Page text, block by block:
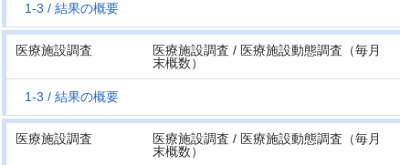
1-3 結果の概要
医療施設調査
医療施設調査 / 医療施設動態調査（毎月
末概数）
1-3 結果の概要
医療施設調査
医療施設調査 / 医療施設動態調査（毎月
末概数）